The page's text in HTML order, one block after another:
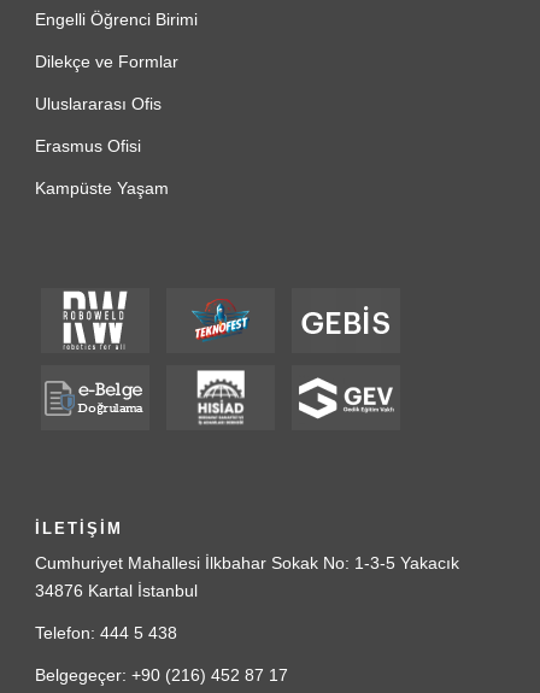
Engelli Öğrenci Birimi
Dilekçe ve Formlar
Uluslararası Ofis
Erasmus Ofisi
Kampüste Yaşam
İLETİŞİM
Cumhuriyet Mahallesi İlkbahar Sokak No: 1-3-5 Yakacık
34876 Kartal İstanbul
Telefon: 444 5 438
Belgegeçer: +90 (216) 452 87 17